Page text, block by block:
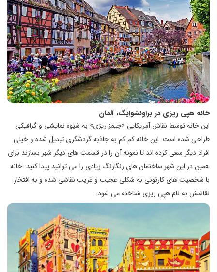
خانه هپی ریزی در براونشوایگ، آلمان
این خانه توسط نقاش آمریکایی «جیمز ریزی» به شیوه نمایشی و گرافیکی
طراحی شده است. این خانه کم کم به جاذبه گردشگری تبدیل شده و خیلی
افراد دیگر سعی کرده اند تا نمونه آن را در قسمت های دیگر شهر بسازند برای
همین در این شهر ساختمان های رنگارنگ زیادی را می توانید پیدا کنید. خانه
با شخصیت های کارتونی به شکلی عجیب و غریب نقاشی شده و به افتخار
نقاشش به نام هپی ریزی شناخته می شود.